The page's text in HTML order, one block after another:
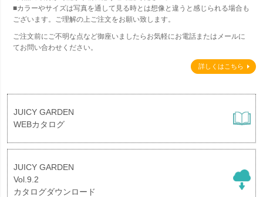
■カラーやサイズは写真を通して見る時とは想像と違うと感じられる場合も
ございます。ご理解の上ご注文をお願い致します。
ご注文前にご不明な点など御座いましたらお気軽にお電話またはメールに
てお問い合わせください。
詳しくはこちら
JUICY GARDEN
WEBカタログ
JUICY GARDEN
Vol.9.2
カタログダウンロード